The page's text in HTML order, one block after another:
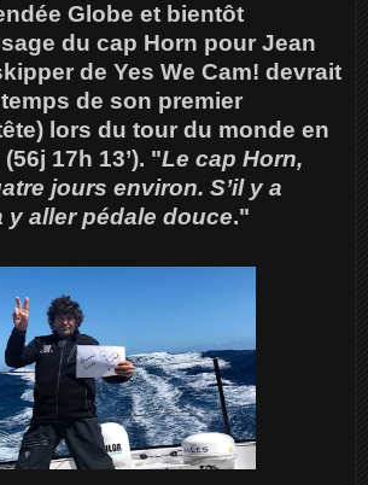
Globe et bientôt
du cap Horn pour Jean
de Yes We Cam! devrait
de son premier
lors du tour du monde en
17h 13’). "Le cap Horn,
jours environ. S’il y a
y aller pédale douce."